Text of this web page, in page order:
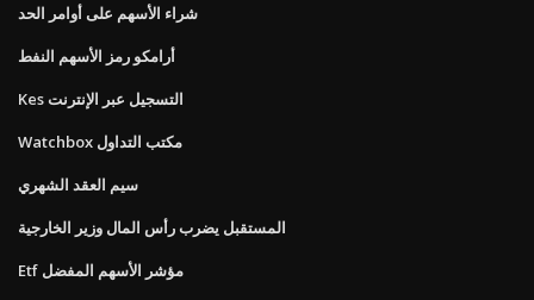
شراء الأسهم على أوامر الحد
أرامكو رمز الأسهم النفط
Kes التسجيل عبر الإنترنت
Watchbox مكتب التداول
سيم العقد الشهري
المستقبل يضرب رأس المال وزير الخارجية
Etf مؤشر الأسهم المفضل